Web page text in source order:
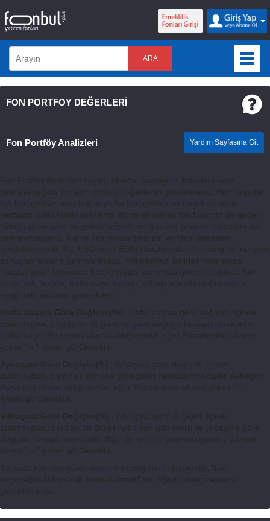
ARA
FON PORTFOY DEĞERLERİ
Fon Portföy Analizleri Yardım Sayfasına Git